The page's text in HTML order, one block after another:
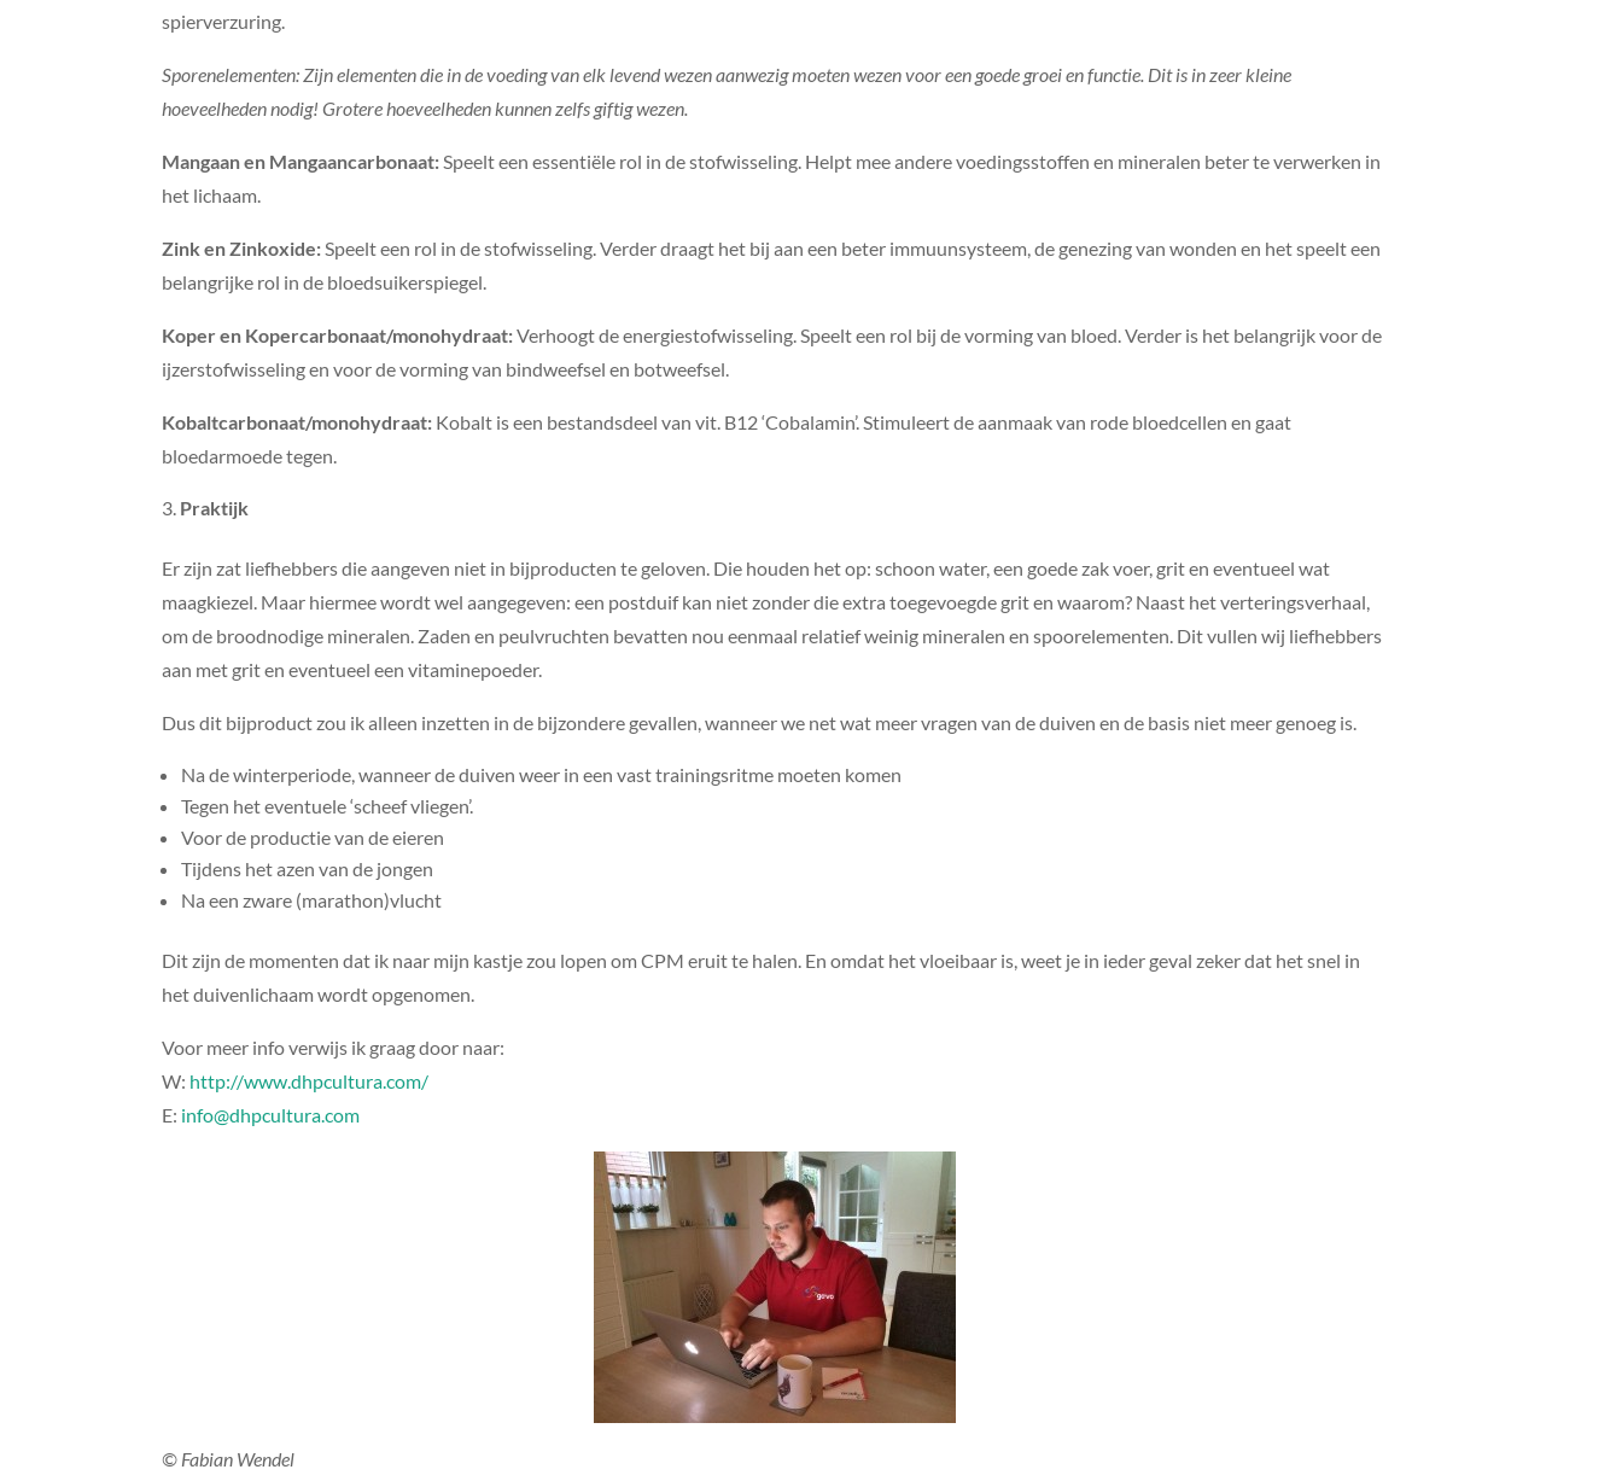
spierverzuring.
Sporenelementen:Zijn elementen die in de voeding van elk levend wezen aanwezig moeten wezen voor een goede groei en functie. Dit is in zeer kleine
hoeveelheden nodig! Grotere hoeveelheden kunnen zelfs giftig wezen.
Mangaan en Mangaancarbonaat:Speelt een essentiële rol in de stofwisseling. Helpt mee andere voedingsstoffen en mineralen beter te verwerken in
het lichaam.
Zink en Zinkoxide:Speelt een rol in de stofwisseling. Verder draagt het bij aan een beter immuunsysteem, de genezing van wonden en het speelt een
belangrijke rol in de bloedsuikerspiegel.
Koper en Kopercarbonaat/monohydraat:Verhoogt de energiestofwisseling. Speelt een rol bij de vorming van bloed. Verder is het belangrijk voor de
ijzerstofwisseling en voor de vorming van bindweefsel en botweefsel.
Kobaltcarbonaat/monohydraat: Kobalt is een bestandsdeel van vit. B12 ‘Cobalamin’. Stimuleert de aanmaak van rode bloedcellen en gaat
bloedarmoede tegen.
Praktijk
Er zijn zat liefhebbers die aangeven niet in bijproducten te geloven. Die houden het op: schoon water, een goede zak voer, grit en eventueel wat
maagkiezel. Maar hiermee wordt wel aangegeven: een postduif kan niet zonder die extra toegevoegde grit en waarom? Naast het verteringsverhaal,
om de broodnodige mineralen. Zaden en peulvruchten bevatten nou eenmaal relatief weinig mineralen en spoorelementen. Dit vullen wij liefhebbers
aan met grit en eventueel een vitaminepoeder.
Dus dit bijproduct zou ik alleen inzetten in de bijzondere gevallen, wanneer we net wat meer vragen van de duiven en de basis niet meer genoeg is.
Na de winterperiode, wanneer de duiven weer in een vast trainingsritme moeten komen
Tegen het eventuele ‘scheef vliegen’.
Voor de productie van de eieren
Tijdens het azen van de jongen
Na een zware (marathon)vlucht
Dit zijn de momenten dat ik naar mijn kastje zou lopen om CPM eruit te halen. En omdat het vloeibaar is, weet je in ieder geval zeker dat het snel in
het duivenlichaam wordt opgenomen.
Voor meer info verwijs ik graag door naar:
W: http://www.dhpcultura.com/
E: info@dhpcultura.com
© Fabian Wendel